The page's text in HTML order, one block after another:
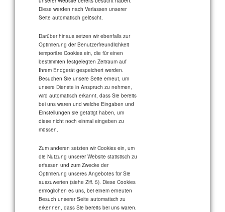
Diese werden nach Verlassen unserer
Seite automatisch gelöscht.
Darüber hinaus setzen wir ebenfalls zur
Optimierung der Benutzerfreundlichkeit
temporäre Cookies ein, die für einen
bestimmten festgelegten Zeitraum auf
Ihrem Endgerät gespeichert werden.
Besuchen Sie unsere Seite erneut, um
unsere Dienste in Anspruch zu nehmen,
wird automatisch erkannt, dass Sie bereits
bei uns waren und welche Eingaben und
Einstellungen sie getätigt haben, um
diese nicht noch einmal eingeben zu
müssen.
Zum anderen setzten wir Cookies ein, um
die Nutzung unserer Website statistisch zu
erfassen und zum Zwecke der
Optimierung unseres Angebotes für Sie
auszuwerten (siehe Ziff. 5). Diese Cookies
ermöglichen es uns, bei einem erneuten
Besuch unserer Seite automatisch zu
erkennen, dass Sie bereits bei uns waren.